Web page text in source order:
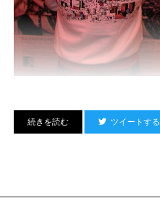
ツイートする